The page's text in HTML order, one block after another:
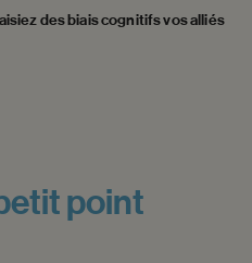
des biais cognitifs vos alliés
point